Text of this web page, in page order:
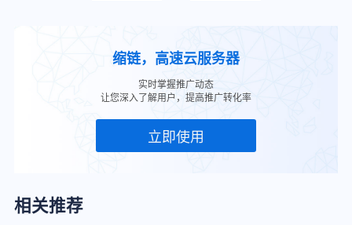
缩链，高速云服务器
实时掌握推广动态
让您深入了解用户，提高推广转化率
立即使用
相关推荐